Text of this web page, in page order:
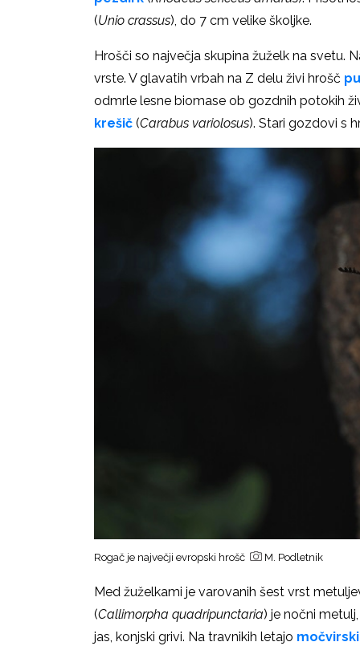
(Unio crassus), do 7 cm velike školjke.
Hrošči so največja skupina žuželk na svetu.
vrste. V glavatih vrbah na Z delu živi hrošč
odmrle lesne biomase ob gozdnih potokih
krešič (Carabus variolosus). Stari gozdovi s
Rogač je največji evropski hrošč M. Podletnik
Med žuželkami je varovanih šest vrst
(Callimorpha quadripunctaria) je nočni
jas, konjski grivi. Na travnikih letajo